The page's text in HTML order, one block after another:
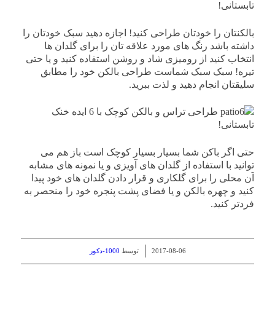
بالکنتان را خودتان طراحی کنید! اجازه دهید سبک خودتان را
داشته باشد رنگ های مورد علاقه تان را برای گلدان ها
انتخاب کنید از رومیزی شاد و روشن استفاده کنید و یا حتی
تیره! سبک سبک شماست طراحی بالکن خود را مطابق
سلیقتان انجام دهید و لذت ببرید.
حتی اگر باکن شما بسیار بسیار کوچک است باز هم می
توانید با استفاده از گلدان های آویزی و یا نمونه های مشابه
آن محلی را برای گلکاری و قرار دادن گلدان های خود پیدا
کنید و چهره بالکن و یا فضای پشت پنجره خود را منحصر به
فردتر کنید.
2017-08-06
/ توسط 1000-دکور